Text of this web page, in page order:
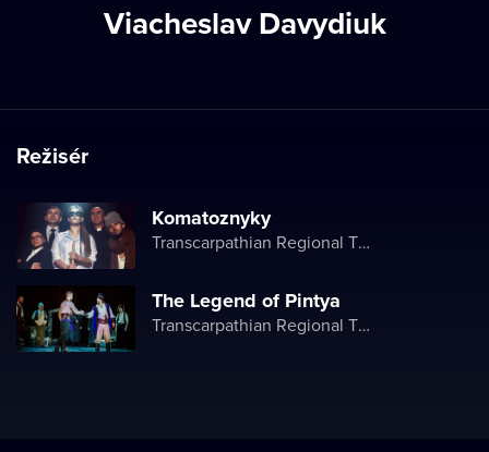
Viacheslav Davydiuk
Režisér
Komatoznyky
Transcarpathian Regional Theater of Drama and Comedy
The Legend of Pintya
Transcarpathian Regional Theater of Drama and Comedy